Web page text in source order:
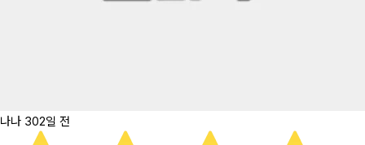
나나 302일 전